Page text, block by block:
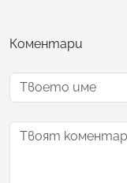
Коментари